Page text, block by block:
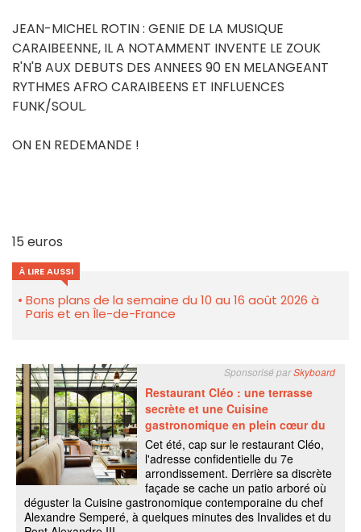
JEAN-MICHEL ROTIN : GENIE DE LA MUSIQUE
CARAIBEENNE, IL A NOTAMMENT INVENTE LE ZOUK
R'N'B AUX DEBUTS DES ANNEES 90 EN MELANGEANT
RYTHMES AFRO CARAIBEENS ET INFLUENCES
FUNK/SOUL.
ON EN REDEMANDE !
15 euros
À LIRE AUSSI
Bons plans de la semaine du 10 au 16 août 2026 à
Paris et en Île-de-France